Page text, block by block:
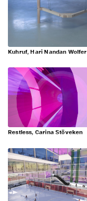
Kuhruf, Hari Nandan Wolfer
Restless, Carina Stöveken